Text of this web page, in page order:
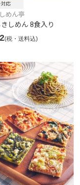
対応
めん亭
しめん 8食入り
(税・送料込)